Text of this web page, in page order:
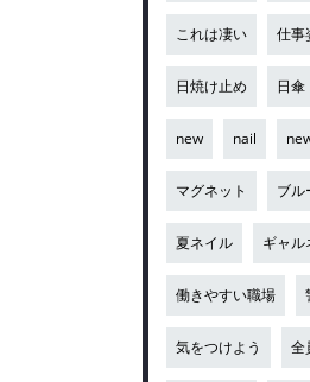
これは凄い 仕事
日焼け止め 日傘
new nail
マグネット ブル
夏ネイル ギャル
働きやすい職場
気をつけよう 全